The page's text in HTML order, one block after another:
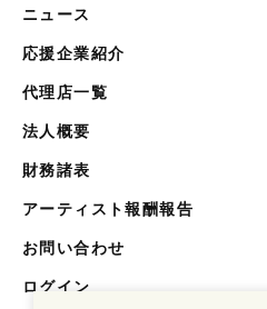
ニュース
応援企業紹介
代理店一覧
法人概要
財務諸表
アーティスト報酬報告
お問い合わせ
ログイン